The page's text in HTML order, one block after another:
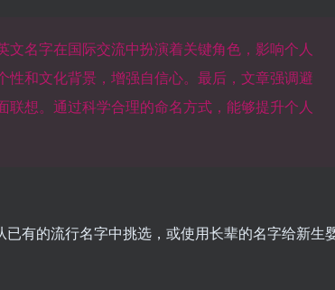
名字在国际交流中扮演着关键角色，影响个人
和文化背景，增强自信心。最后，文章强调避
想。通过科学合理的命名方式，能够提升个人
有的流行名字中挑选，或使用长辈的名字给新生